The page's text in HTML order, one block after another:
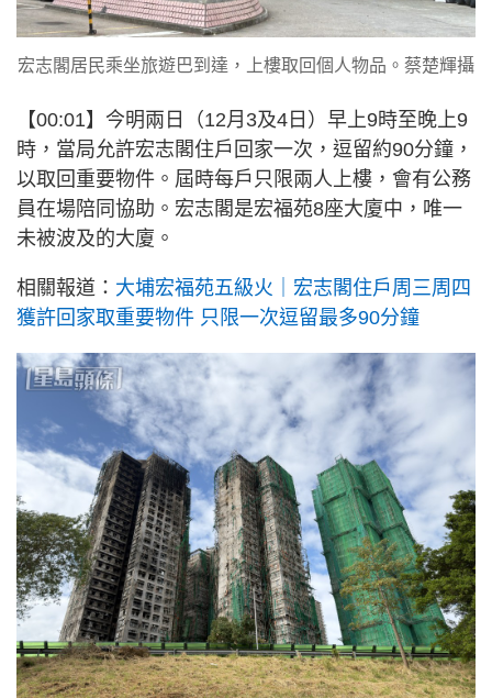
宏志閣居民乘坐旅遊巴到達，上樓取回個人物品。蔡楚輝攝
【00:01】今明兩日（12月3及4日）早上9時至晚上9
時，當局允許宏志閣住戶回家一次，逗留約90分鐘，
以取回重要物件。屆時每戶只限兩人上樓，會有公務
員在場陪同協助。宏志閣是宏福苑8座大廈中，唯一
未被波及的大廈。
相關報道： 大埔宏福苑五級火｜宏志閣住戶周三周四
獲許回家取重要物件 只限一次逗留最多90分鐘